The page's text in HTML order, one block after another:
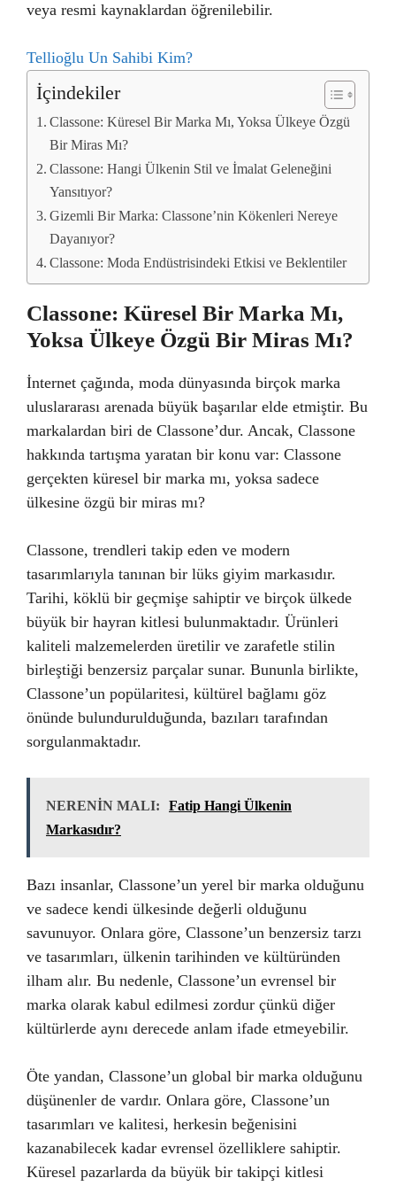
veya resmi kaynaklardan öğrenilebilir.
Tellioğlu Un Sahibi Kim?
İçindekiler
Classone: Küresel Bir Marka Mı, Yoksa Ülkeye Özgü
Bir Miras Mı?
Classone: Hangi Ülkenin Stil ve İmalat Geleneğini
Yansıtıyor?
Gizemli Bir Marka: Classone’nin Kökenleri Nereye
Dayanıyor?
Classone: Moda Endüstrisindeki Etkisi ve Beklentiler
Classone: Küresel Bir Marka Mı,
Yoksa Ülkeye Özgü Bir Miras Mı?
İnternet çağında, moda dünyasında birçok marka
uluslararası arenada büyük başarılar elde etmiştir. Bu
markalardan biri de Classone’dur. Ancak, Classone
hakkında tartışma yaratan bir konu var: Classone
gerçekten küresel bir marka mı, yoksa sadece
ülkesine özgü bir miras mı?
Classone, trendleri takip eden ve modern
tasarımlarıyla tanınan bir lüks giyim markasıdır.
Tarihi, köklü bir geçmişe sahiptir ve birçok ülkede
büyük bir hayran kitlesi bulunmaktadır. Ürünleri
kaliteli malzemelerden üretilir ve zarafetle stilin
birleştiği benzersiz parçalar sunar. Bununla birlikte,
Classone’un popülaritesi, kültürel bağlamı göz
önünde bulundurulduğunda, bazıları tarafından
sorgulanmaktadır.
NERENİN MALI:
Fatip Hangi Ülkenin
Markasıdır?
Bazı insanlar, Classone’un yerel bir marka olduğunu
ve sadece kendi ülkesinde değerli olduğunu
savunuyor. Onlara göre, Classone’un benzersiz tarzı
ve tasarımları, ülkenin tarihinden ve kültüründen
ilham alır. Bu nedenle, Classone’un evrensel bir
marka olarak kabul edilmesi zordur çünkü diğer
kültürlerde aynı derecede anlam ifade etmeyebilir.
Öte yandan, Classone’un global bir marka olduğunu
düşünenler de vardır. Onlara göre, Classone’un
tasarımları ve kalitesi, herkesin beğenisini
kazanabilecek kadar evrensel özelliklere sahiptir.
Küresel pazarlarda da büyük bir takipçi kitlesi